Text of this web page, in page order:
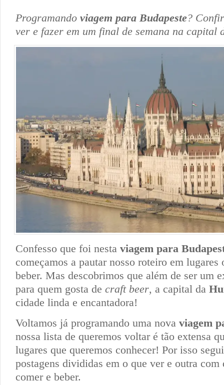
Programando viagem para Budapeste?
ver e fazer em um final de semana na capital
Confesso que foi nesta viagem para
começamos a pautar nosso roteiro em lugares
beber. Mas descobrimos que além de ser um
para quem gosta de craft beer, a capital da
cidade linda e encantadora!
Voltamos já programando uma nova viagem
nossa lista de queremos voltar é tão extensa
lugares que queremos conhecer! Por isso
postagens divididas em o que ver e outra com
comer e beber.